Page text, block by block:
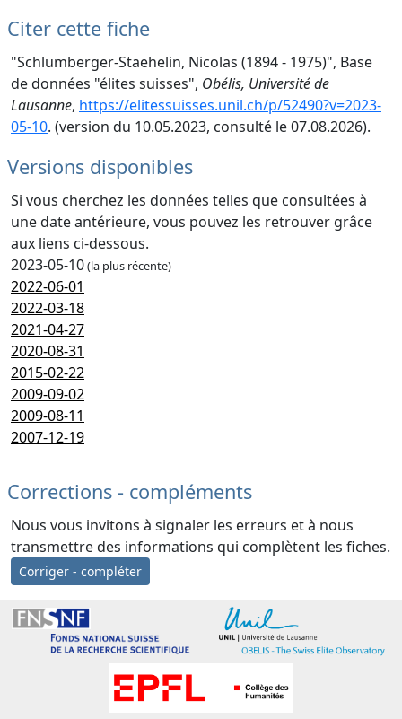
Citer cette fiche
"Schlumberger-Staehelin, Nicolas (1894 - 1975)", Base
de données "élites suisses", Obélis, Université de
Lausanne, https://elitessuisses.unil.ch/p/52490?v=2023-
05-10. (version du 10.05.2023, consulté le 07.08.2026).
Versions disponibles
Si vous cherchez les données telles que consultées à
une date antérieure, vous pouvez les retrouver grâce
aux liens ci-dessous.
2023-05-10(la plus récente)
2022-06-01
2022-03-18
2021-04-27
2020-08-31
2015-02-22
2009-09-02
2009-08-11
2007-12-19
Corrections - compléments
Nous vous invitons à signaler les erreurs et à nous
transmettre des informations qui complètent les fiches.
Corriger - compléter